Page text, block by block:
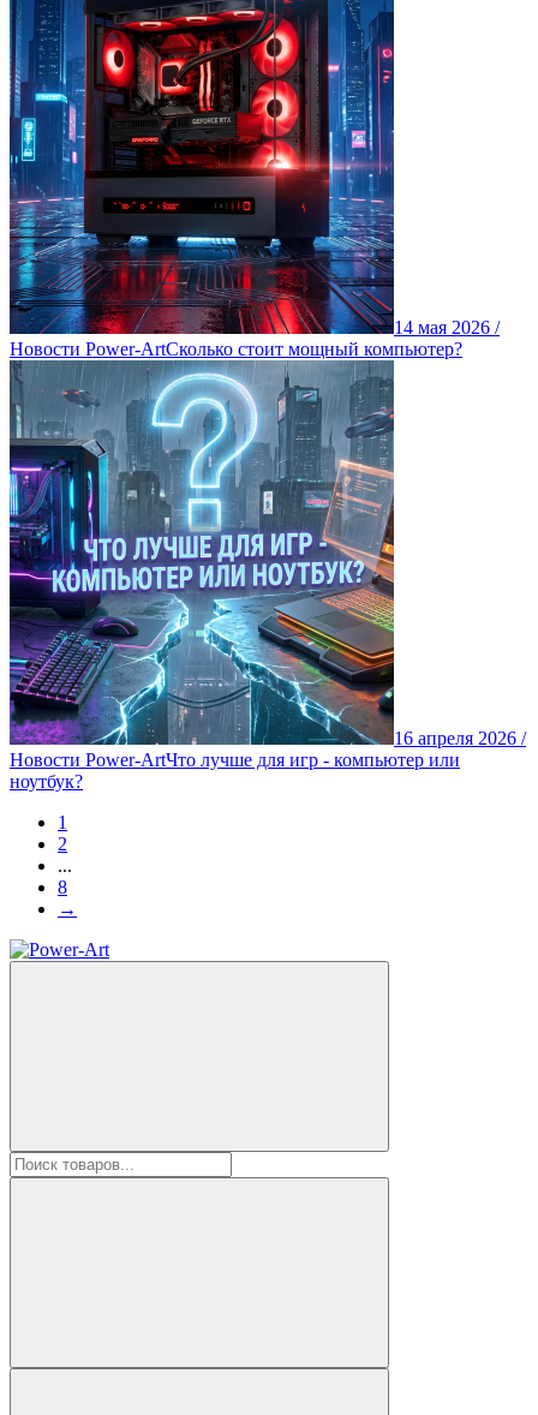
14 мая 2026 /
Новости Power-ArtСколько стоит мощный компьютер?
16 апреля 2026 /
Новости Power-ArtЧто лучше для игр - компьютер или
ноутбук?
1
2
...
8
→